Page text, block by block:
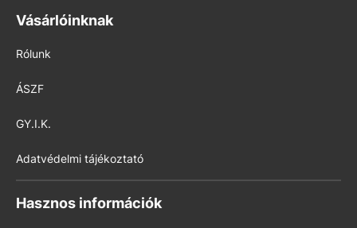
Vásárlóinknak
Rólunk
ÁSZF
GY.I.K.
Adatvédelmi tájékoztató
Hasznos információk